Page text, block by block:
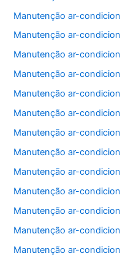
Manutenção ar-
Manutenção ar-
Manutenção ar-
Manutenção ar-
Manutenção ar-
Manutenção ar-
Manutenção ar-
Manutenção ar-
Manutenção ar-
Manutenção ar-
Manutenção ar-
Manutenção ar-
Manutenção ar-